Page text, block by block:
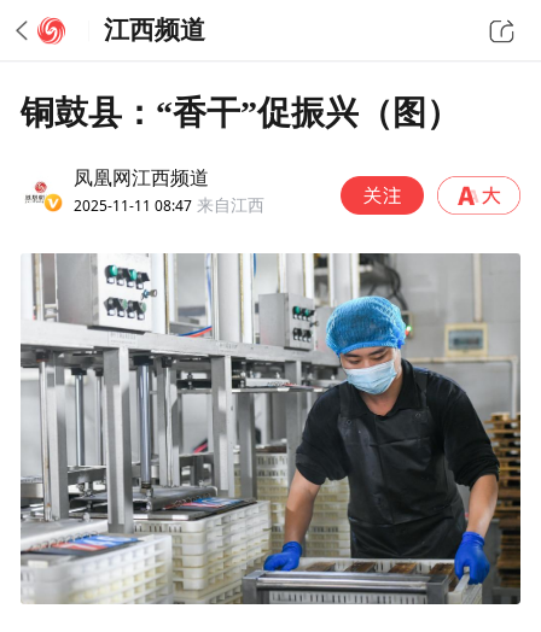
江西频道
铜鼓县：“香干”促振兴（图）
凤凰网江西频道
2025-11-11 08:47 来自江西